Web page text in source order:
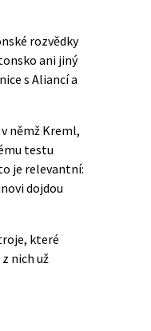
rozvědky
ani jiný
s Aliancí a
němž Kreml,
testu
je relevantní:
dojdou
které
nich už